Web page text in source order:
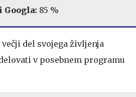
Googla: 85 %
del svojega življenja
v posebnem programu